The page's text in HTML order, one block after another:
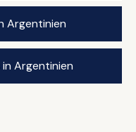
Argentinien
in Argentinien